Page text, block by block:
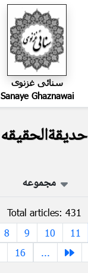
سنائی غزنوی
Sanaye Ghaznawai
حدیقةالحقیقه
مجموعه
Total articles: 431
8 9 10 11
16 ...